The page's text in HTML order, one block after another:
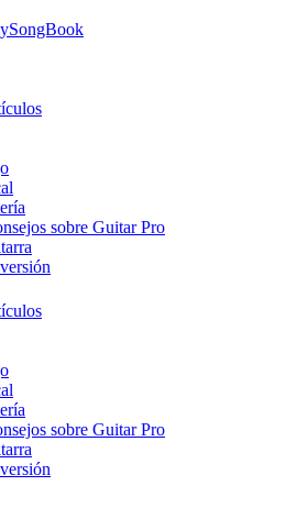
sobre Guitar Pro
sobre Guitar Pro